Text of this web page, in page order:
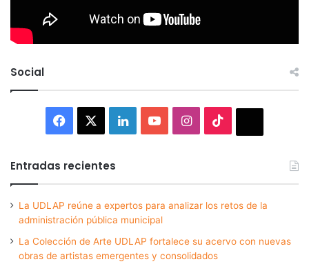
Social
Facebook LinkedInYouTubeInstagram
Entradas recientes
La UDLAP reúne a expertos para analizar los retos de la
administración pública municipal
La Colección de Arte UDLAP fortalece su acervo con nuevas
obras de artistas emergentes y consolidados